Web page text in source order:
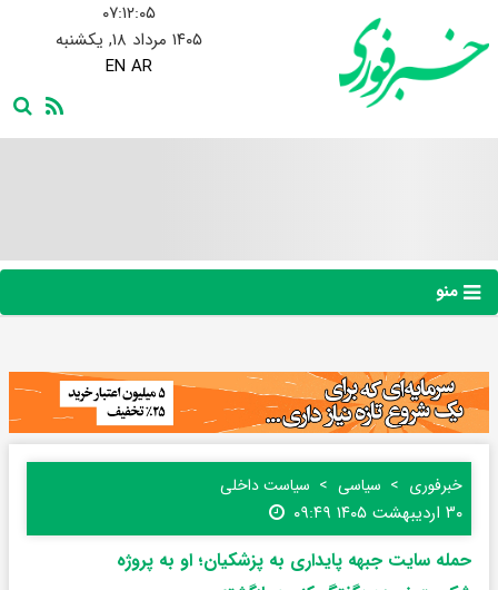
۰۷:۱۲:۰۶
۱۴۰۵ مرداد ۱۸, یکشنبه
EN AR
منو
خبرفوری سیاسی سیاست داخلی
۳۰ اردیبهشت ۱۴۰۵ ۰۹:۴۹
حمله سایت جبهه پایداری به پزشکیان؛ او به پروژه